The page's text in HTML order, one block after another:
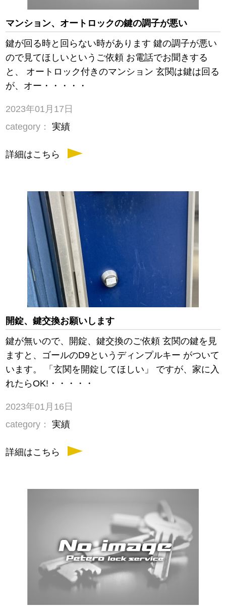
マンション、オートロックの鍵の調子が悪い
鍵が回る時と回らない時があります 鍵の調子が悪い
ので見てほしいというご依頼 お電話でお聞きする
と、 オートロック付きのマンション 玄関は鍵は回る
が、オー・・・・・
2023年01月17日
category：
実績
詳細はこちら
開錠、鍵交換お願いします
鍵が無いので、開錠、鍵交換のご依頼 玄関の鍵を見
ますと、ゴールのD9というディンプルキー がついて
います。 「玄関を開錠してほしい」 ですが、家に入
れたらOK!・・・・・
2023年01月16日
category：
実績
詳細はこちら